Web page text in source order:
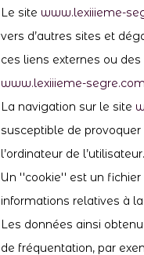
Le site www.lexiiieme-
vers d’autres sites et
ces liens externes ou
www.lexiiieme-segre.com
La navigation sur le site
susceptible de provoquer
l’ordinateur de l’utilisateur.
Un ''cookie'' est un
informations relatives à
Les données ainsi
de fréquentation, par